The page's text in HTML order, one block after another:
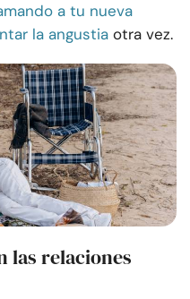
a tu nueva
la angustia otra vez.
las relaciones